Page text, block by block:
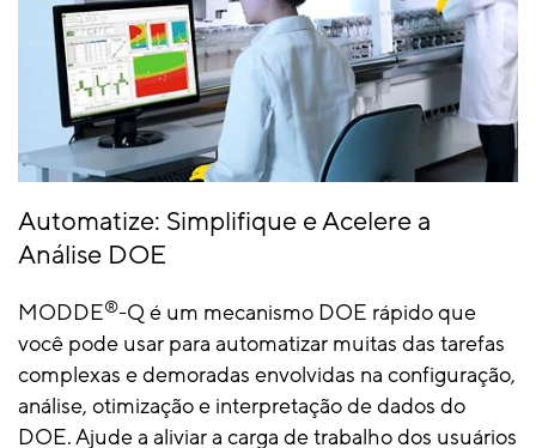
Automatize: Simplifique e Acelere a
Análise DOE
MODDE®-Q é um mecanismo DOE rápido que
você pode usar para automatizar muitas das tarefas
complexas e demoradas envolvidas na configuração,
análise, otimização e interpretação de dados do
DOE. Ajude a aliviar a carga de trabalho dos usuários